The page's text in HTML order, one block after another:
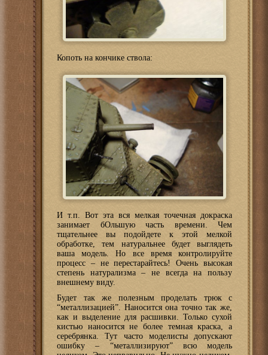
Копоть на кончике ствола:
И т.п. Вот эта вся мелкая точечная докраска
занимает бОльшую часть времени. Чем
тщательнее вы подойдете к этой мелкой
обработке, тем натуральнее будет выглядеть
ваша модель. Но все время контролируйте
процесс – не перестарайтесь! Очень высокая
степень натурализма – не всегда на пользу
внешнему виду.
Будет так же полезным проделать трюк с
“металлизацией”. Наносится она точно так же,
как и выделение для расшивки. Только сухой
кистью наносится не более темная краска, а
серебрянка. Тут часто моделисты допускают
ошибку – “металлизируют” всю модель